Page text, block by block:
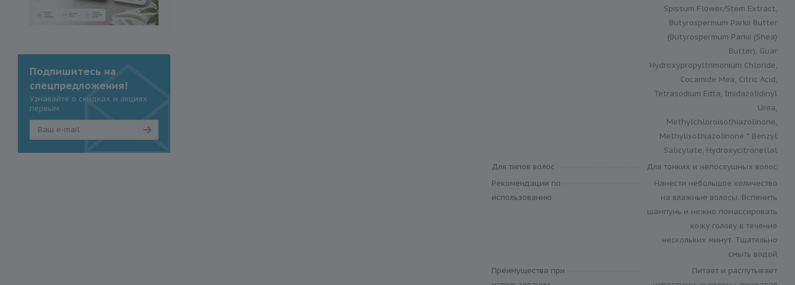
Spissum Flower/Stem Extract,
Butyrospermum Parkii Butter
(Butyrospermum Parkii (Shea)
Butter), Guar
Hydroxypropyltrimonium Chloride,
Cocamide Mea, Citric Acid,
Tetrasodium Edta, Imidazolidinyl
Urea,
Methylchloroisothiazolinone,
Methylisothiazolinone * Benzyl
Salicylate, Hydroxycitronellal
Для типов волос
Для тонких и непослушных волос
Рекомендации по
использованию
Нанести небольшое количество
на влажные волосы. Вспенить
шампунь и нежно помассировать
кожу голову в течение
нескольких минут. Тщательно
смыть водой
Преимущества при
Питает и распутывает
Подпишитесь на
спецпредложения!
Узнавайте о скидках и акциях
первым